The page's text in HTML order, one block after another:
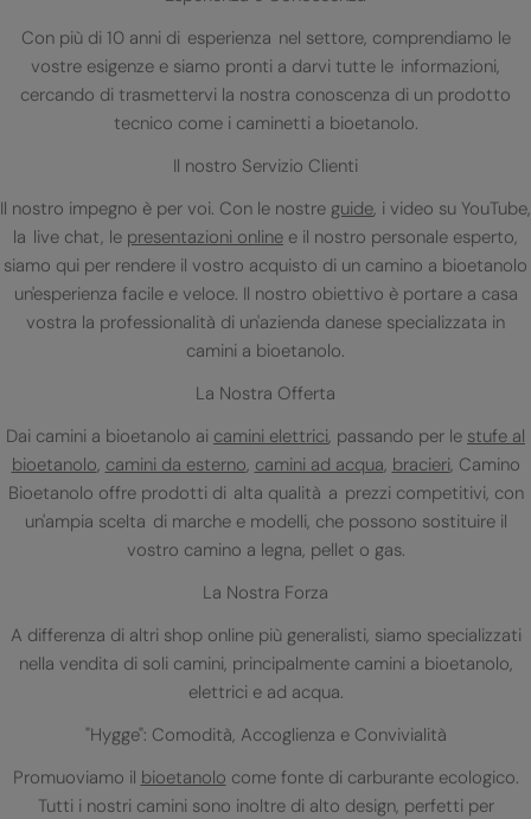
Con più di 10 anni di esperienza nel settore, comprendiamo le
vostre esigenze e siamo pronti a darvi tutte le informazioni,
cercando di trasmettervi la nostra conoscenza di un prodotto
tecnico come i caminetti a bioetanolo.
Il nostro Servizio Clienti
Il nostro impegno è per voi. Con le nostre guide, i video su YouTube,
la live chat, le presentazioni online e il nostro personale esperto,
siamo qui per rendere il vostro acquisto di un camino a bioetanolo
un'esperienza facile e veloce. Il nostro obiettivo è portare a casa
vostra la professionalità di un'azienda danese specializzata in
camini a bioetanolo.
La Nostra Offerta
Dai camini a bioetanolo ai camini elettrici, passando per le stufe al
bioetanolo, camini da esterno, camini ad acqua, bracieri, Camino
Bioetanolo offre prodotti di alta qualità a prezzi competitivi, con
un'ampia scelta di marche e modelli, che possono sostituire il
vostro camino a legna, pellet o gas.
La Nostra Forza
A differenza di altri shop online più generalisti, siamo specializzati
nella vendita di soli camini, principalmente camini a bioetanolo,
elettrici e ad acqua.
"Hygge": Comodità, Accoglienza e Convivialità
Promuoviamo il bioetanolo come fonte di carburante ecologico.
Tutti i nostri camini sono inoltre di alto design, perfetti per